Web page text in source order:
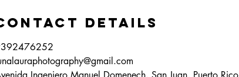
Details